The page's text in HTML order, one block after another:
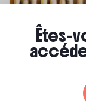
Compétences
Êtes-